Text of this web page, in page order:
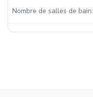
Nombre de salles de bain: